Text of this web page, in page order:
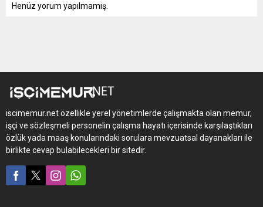
Henüz yorum yapılmamış.
iscimemur.net özellikle yerel yönetimlerde çalışmakta olan memur,
işçi ve sözleşmeli personelin çalışma hayatı içerisinde karşılaştıkları
özlük yada maaş konularındaki sorulara mevzuatsal dayanakları ile
birlikte cevap bulabilecekleri bir sitedir.